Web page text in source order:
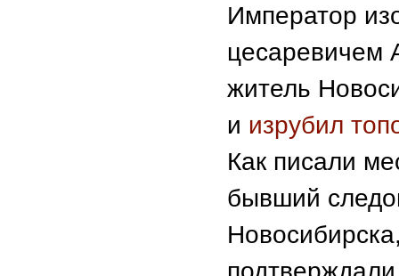
Император
цесаревичем
житель
и изрубил
Как писали
бывший